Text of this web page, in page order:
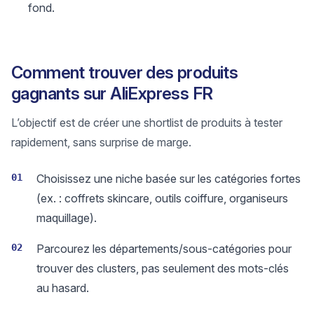
fond.
Comment trouver des produits
gagnants sur AliExpress FR
L’objectif est de créer une shortlist de produits à tester
rapidement, sans surprise de marge.
01
Choisissez une niche basée sur les catégories fortes
(ex. : coffrets skincare, outils coiffure, organiseurs
maquillage).
02
Parcourez les départements/sous-catégories pour
trouver des clusters, pas seulement des mots-clés
au hasard.